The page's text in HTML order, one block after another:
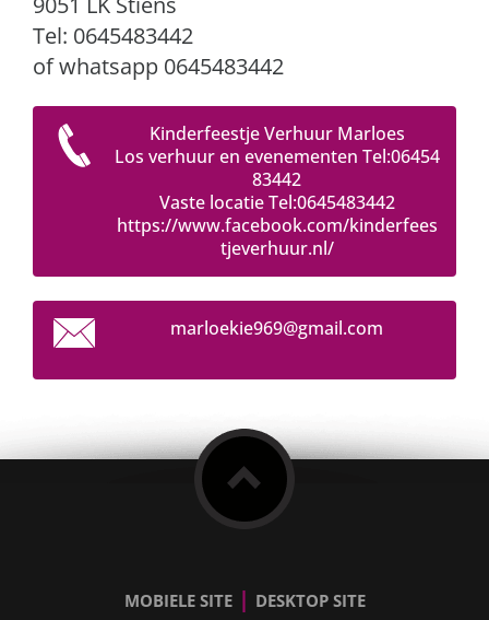
Tel: 0645483442
of whatsapp 0645483442
Kinderfeestje Verhuur Marloes
Los verhuur en evenementen Tel:06454
83442
Vaste locatie Tel:0645483442
https://www.facebook.com/kinderfees
tjeverhuur.nl/
marloekie969@gmail.com
MOBIELE SITE | DESKTOP SITE